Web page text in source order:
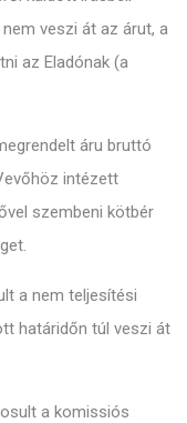
veszi át az árut, a
az Eladónak (a
áru bruttó
intézett
szembeni kötbér
a nem teljesítési
határidőn túl veszi át
a komissiós